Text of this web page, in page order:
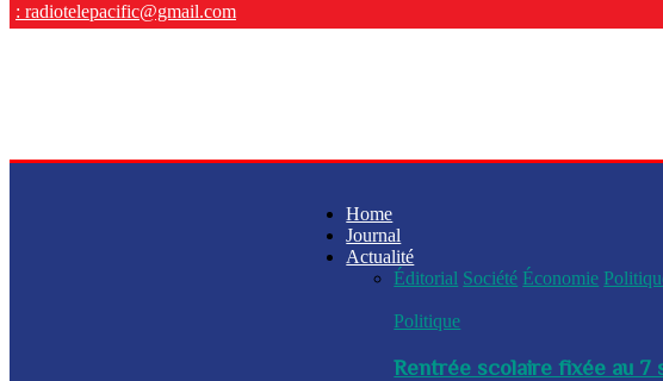
: radiotelepacific@gmail.com
Home
Journal
Actualité
Éditorial Société Économie
Politique
Rentrée scolaire fixée au 7